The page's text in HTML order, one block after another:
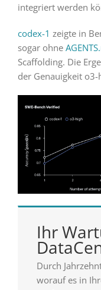
integriert werden
codex-1 zeigte in
sogar ohne
Scaffolding. Die
der Genauigkeit o3-
Ihr
Durch
worauf es in